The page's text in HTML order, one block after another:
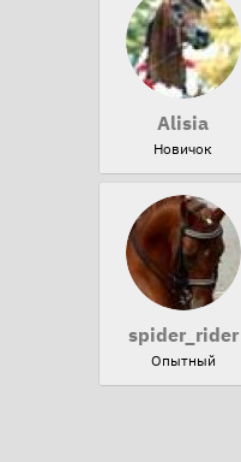
Alisia
Новичок
spider_rider
Опытный